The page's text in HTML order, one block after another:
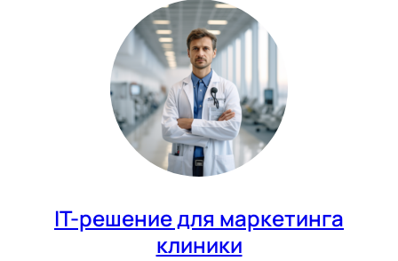
IT-решение для маркетинга
клиники